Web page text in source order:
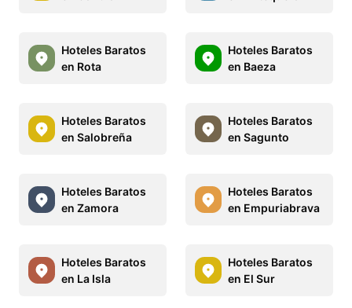
Hoteles Baratos
en Rota
Hoteles Baratos
en Baeza
Hoteles Baratos
en Salobreña
Hoteles Baratos
en Sagunto
Hoteles Baratos
en Zamora
Hoteles Baratos
en Empuriabrava
Hoteles Baratos
en La Isla
Hoteles Baratos
en El Sur